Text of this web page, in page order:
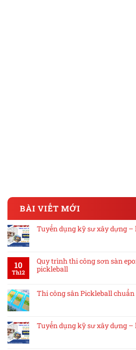
BÀI VIẾT MỚI
Tuyển dụng kỹ sư xây dựng
10
Th12
Quy trình thi công sơn sàn
pickleball
Thi công sân Pickleball
Tuyển dụng kỹ sư xây dựng –